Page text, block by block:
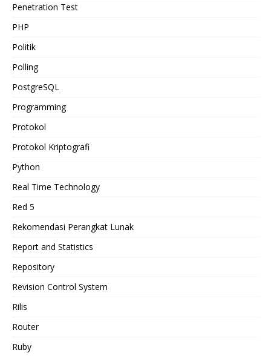
Penetration Test
PHP
Politik
Polling
PostgreSQL
Programming
Protokol
Protokol Kriptografi
Python
Real Time Technology
Red 5
Rekomendasi Perangkat Lunak
Report and Statistics
Repository
Revision Control System
Rilis
Router
Ruby